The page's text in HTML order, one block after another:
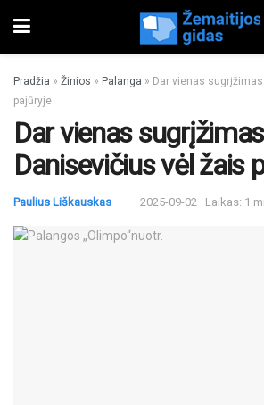
Pradžia » Žinios » Palanga » Dar vienas
pajūryje
Dar vienas
Danisevičius vėl žais
Paulius Liškauskas 2025-09-02 Laikas: 1